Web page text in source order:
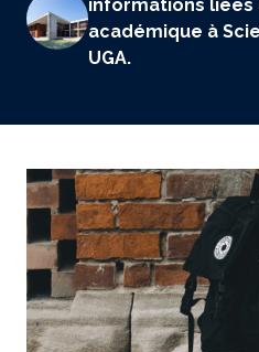
informations liées
académique à
UGA.